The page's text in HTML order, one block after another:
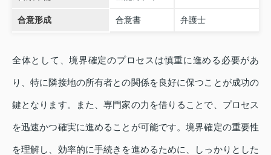
合意形成 合意書 弁護士
全体として、境界確定のプロセスは慎重に進める必要があ
り、特に隣接地の所有者との関係を良好に保つことが成功の
鍵となります。また、専門家の力を借りることで、プロセス
を迅速かつ確実に進めることが可能です。境界確定の重要性
を理解し、効率的に手続きを進めるために、しっかりとした